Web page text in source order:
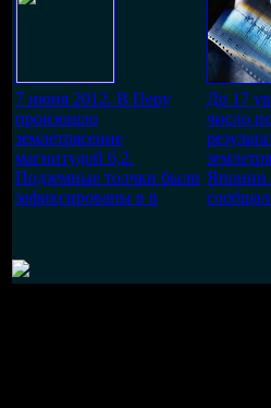
7 июня 2012. В Перу
произошло
землетрясение
магнитудой 6,2.
Подземные толчки были
зафиксированы в в
До 17
число